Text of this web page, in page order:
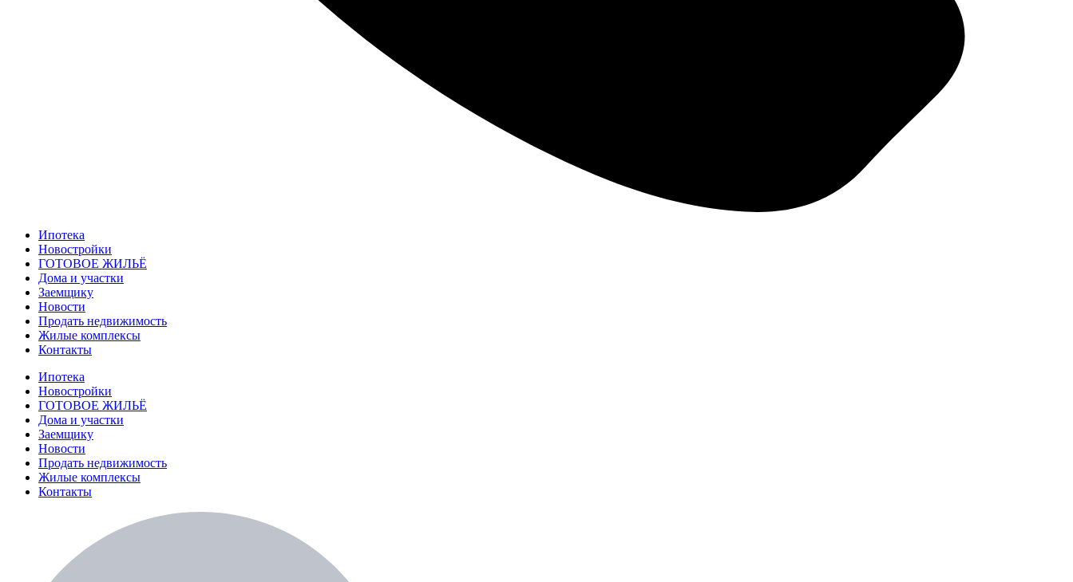
Ипотека
Новостройки
ГОТОВОЕ ЖИЛЬЁ
Дома и участки
Заемщику
Новости
Продать недвижимость
Жилые комплексы
Контакты
Ипотека
Новостройки
ГОТОВОЕ ЖИЛЬЁ
Дома и участки
Заемщику
Новости
Продать недвижимость
Жилые комплексы
Контакты